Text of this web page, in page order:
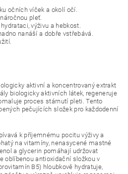
očních víček a okolí očí.
pleť.
výživu a hebkost.
nanáší a dobře vstřebává.
aktivní a koncentrovaný extrakt
biologicky aktivních látek, regeneruje
proces stárnutí pleti. Tento
pečujících složek pro každodenní
k příjemnému pocitu výživy a
na vitamíny, nenasycené mastné
a glycerin pomáhají udržovat
oblíbenou antioxidační složkou v
B5) hloubkově hydratuje,